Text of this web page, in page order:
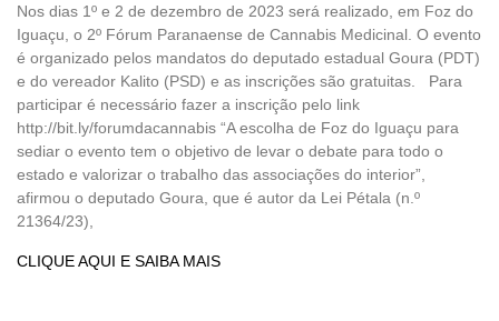
Nos dias 1º e 2 de dezembro de 2023 será realizado, em Foz do
Iguaçu, o 2º Fórum Paranaense de Cannabis Medicinal. O evento
é organizado pelos mandatos do deputado estadual Goura (PDT)
e do vereador Kalito (PSD) e as inscrições são gratuitas. Para
participar é necessário fazer a inscrição pelo link
http://bit.ly/forumdacannabis “A escolha de Foz do Iguaçu para
sediar o evento tem o objetivo de levar o debate para todo o
estado e valorizar o trabalho das associações do interior”,
afirmou o deputado Goura, que é autor da Lei Pétala (n.º
21364/23),
CLIQUE AQUI E SAIBA MAIS